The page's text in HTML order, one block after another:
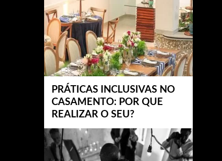
PRÁTICAS INCLUSIVAS NO
CASAMENTO: POR QUE
REALIZAR O SEU?